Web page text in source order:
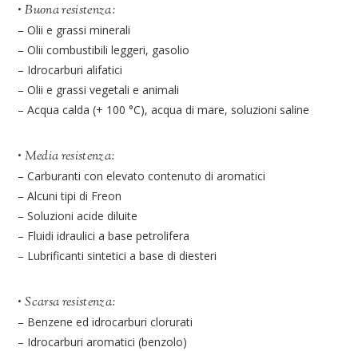
• Buona resistenza:
– Olii e grassi minerali
– Olii combustibili leggeri, gasolio
– Idrocarburi alifatici
– Olii e grassi vegetali e animali
– Acqua calda (+ 100 °C), acqua di mare, soluzioni saline
• Media resistenza:
– Carburanti con elevato contenuto di aromatici
– Alcuni tipi di Freon
– Soluzioni acide diluite
– Fluidi idraulici a base petrolifera
– Lubrificanti sintetici a base di diesteri
•Scarsa resistenza:
– Benzene ed idrocarburi clorurati
– Idrocarburi aromatici (benzolo)